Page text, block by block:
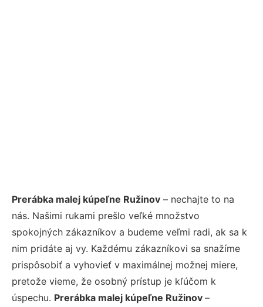
Prerábka malej kúpeľne Ružinov – nechajte to na
nás. Našimi rukami prešlo veľké množstvo
spokojných zákazníkov a budeme veľmi radi, ak sa k
nim pridáte aj vy. Každému zákazníkovi sa snažíme
prispôsobiť a vyhovieť v maximálnej možnej miere,
pretože vieme, že osobný prístup je kľúčom k
úspechu. Prerábka malej kúpeľne Ružinov –